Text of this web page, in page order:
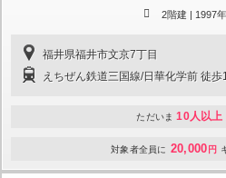
2階建 | 1997
福井県福井市文京7丁目
えちぜん鉄道三国線/日華化学前 徒歩
ただいま 10人以上
対象者全員に 20,000 円